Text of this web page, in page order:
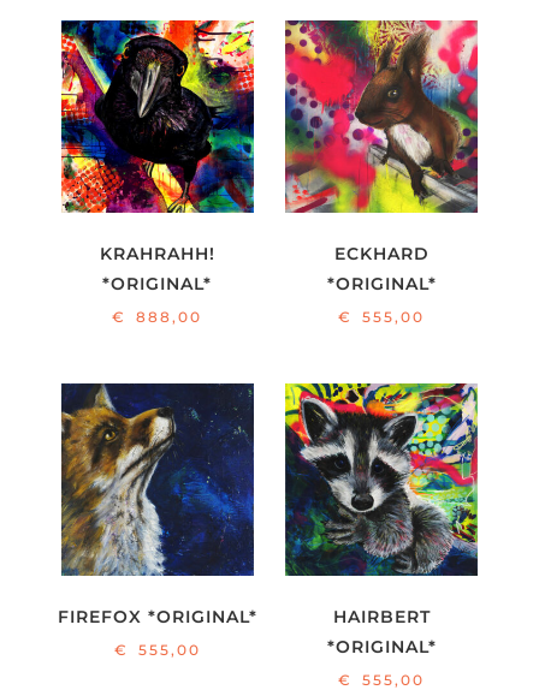
KRAHRAHH!
*ORIGINAL*
€ 888,00
ECKHARD
*ORIGINAL*
€ 555,00
FIREFOX *ORIGINAL*
€ 555,00
HAIRBERT
*ORIGINAL*
€ 555,00